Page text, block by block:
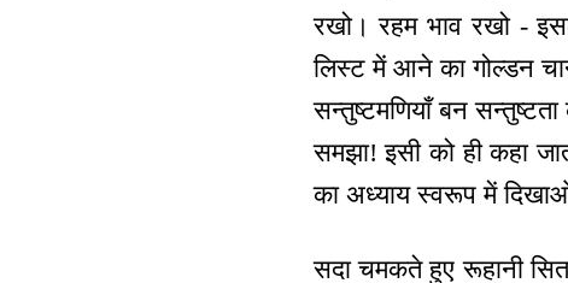
रखो। रहम भाव रखो -
लिस्ट में आने का गोल्डन
सन्तुष्टमणियाँ बन
समझा! इसी को ही कहा
का अध्याय स्वरूप में
सदा चमकते हुए रूहानी